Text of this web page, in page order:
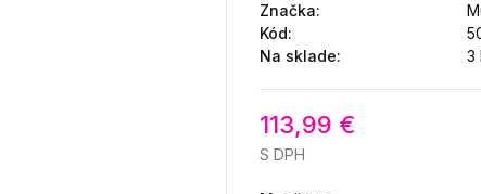
Značka:
Kód:
Na sklade:
3
113,99 €
S DPH